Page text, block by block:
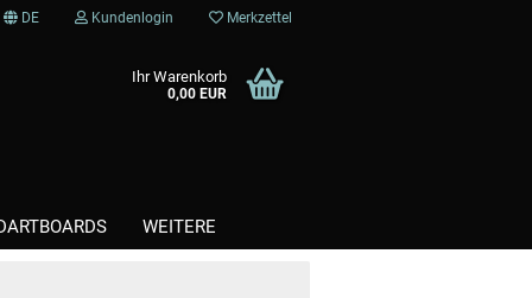
DE Kundenlogin Merkzettel
Ihr Warenkorb
0,00 EUR
WEITERE